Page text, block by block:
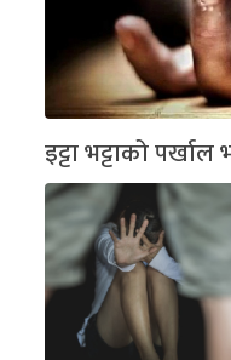
इट्टा भट्टाको